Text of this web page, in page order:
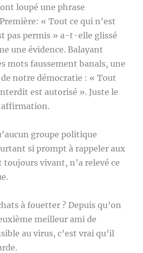
loupé une phrase
« Tout ce qui n’est
pas permis » a-t-elle glissé
une évidence. Balayant
mots faussement banals, une
notre démocratie : « Tout
est autorisé ». Juste le
affirmation.
groupe politique
si prompt à rappeler aux
toujours vivant, n’a relevé ce
à fouetter ? Depuis qu’on
meilleur ami de
au virus, c’est vrai qu’il